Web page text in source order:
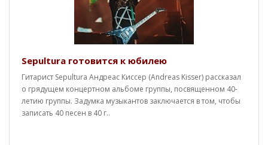
Sepultura готовится к юбилею
Гитарист Sepultura Андреас Киссер (Andreas Kisser) рассказал
о грядущем концертном альбоме группы, посвященном 40-
летию группы. Задумка музыкантов заключается в том, чтобы
записать 40 песен в 40 г..